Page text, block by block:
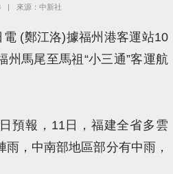
| 來源：中新社
(鄭江洛)據福州港客運站10
州馬尾至馬祖“小三通”客運航
預報，11日，福建全省多雲
，中南部地區部分有中雨，